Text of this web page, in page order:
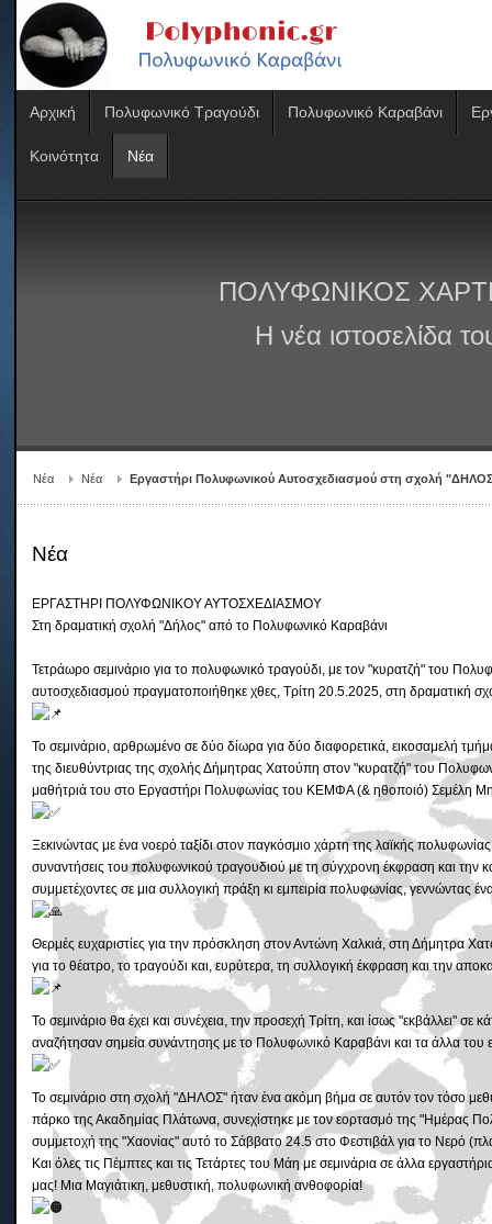
Αρχική Πολυφωνικό Τραγούδι Πολυφωνικό Καραβάνι
Κοινότητα Νέα
ΠΟΛΥΦΩΝΙΚΟΣ
Η νέα ιστοσελίδα
Νέα Νέα Εργαστήρι Πολυφωνικού Αυτοσχεδιασμού στη σχολή
Νέα
ΕΡΓΑΣΤΗΡΙ ΠΟΛΥΦΩΝΙΚΟΥ ΑΥΤΟΣΧΕΔΙΑΣΜΟΥ
Στη δραματική σχoλή "Δήλος" από το Πολυφωνικό Kαραβάνι
Τετράωρο σεμινάριο για το πολυφωνικό τραγούδι, με τον "κυρατζή" του
αυτοσχεδιασμού πραγματοποιήθηκε χθες, Τρίτη 20.5.2025, στη δραματική
Το σεμινάριο, αρθρωμένο σε δύο δίωρα για δύο διαφορετικά, εικοσαμελή
της διευθύντριας της σχολής Δήμητρας Χατούπη στον "κυρατζή" του
μαθήτριά του στο Εργαστήρι Πολυφωνίας του ΚΕΜΦΑ (& ηθοποιό) Σεμέλη
Ξεκινώντας με ένα νοερό ταξίδι στον παγκόσμιο χάρτη της λαϊκής
συναντήσεις του πολυφωνικού τραγουδιού με τη σύγχρονη έκφραση και την
συμμετέχοντες σε μια συλλογική πράξη κι εμπειρία πολυφωνίας, γεννώντας
Θερμές ευχαριστίες για την πρόσκληση στον Αντώνη Χαλκιά, στη Δήμητρα
για το θέατρο, το τραγούδι και, ευρύτερα, τη συλλογική έκφραση και την
Το σεμινάριο θα έχει και συνέχεια, την προσεχή Τρίτη, και ίσως "εκβάλλει"
αναζήτησαν σημεία συνάντησης με το Πολυφωνικό Καραβάνι και τα άλλα του
Το σεμινάριο στη σχολή "ΔΗΛΟΣ" ήταν ένα ακόμη βήμα σε αυτόν τον τόσο
πάρκο της Ακαδημίας Πλάτωνα, συνεχίστηκε με τον εορτασμό της "Ημέρας
συμμετοχή της "Χαονίας" αυτό το Σάββατο 24.5 στο Φεστιβάλ για το Νερό
Και όλες τις Πέμπτες και τις Τετάρτες του Μάη με σεμινάρια σε άλλα
μας! Μια Μαγιάτικη, μεθυστική, πολυφωνική ανθοφορία!